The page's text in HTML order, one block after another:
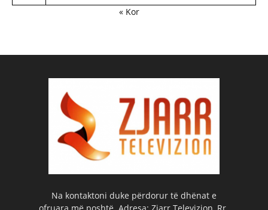
« Kor
Na kontaktoni duke përdorur të dhënat e